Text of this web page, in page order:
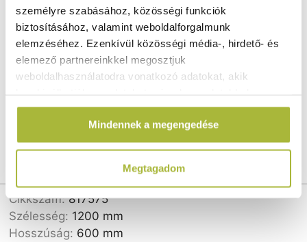
személyre szabásához, közösségi funkciók
biztosításához, valamint weboldalforgalmunk
elemzéséhez. Ezenkívül közösségi média-, hirdető- és
elemező partnereinkkel megosztjuk
weboldalhasználatodra vonatkozó adatokat, akik
amelyeket Te adtál meg számukra vagy az általad
használt más szolgáltatásokból gyűjtöttek.
Mindennek a megengedése
Megtagadom
130 kg terhelhetőséggel. A polc alumíniumgallérok
segítségével biztonságosan csatlakozik a
rozsdamentes acél lábakhoz, a magasságban
állítható lábak pedig stabilitást biztosítanak
köszönhetően ez a munkafelület a napi szintű
használatot is támogatja.
Cikkszám:817575
Szélesség: 1200 mm
Hosszúság: 600 mm